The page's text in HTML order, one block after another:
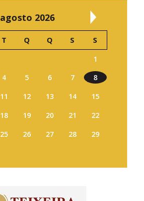
agosto 2026
T Q Q S S
1
4 5 6 7
8
11 12 13 14
15
18 19 20 21
22
25 26 27 28
29